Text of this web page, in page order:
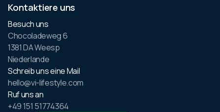
Kontaktiere uns
Besuch uns
Chocoladeweg 6
1381 DA Weesp
Niederlande
Schreib uns eine Mail
hello@vi-lifestyle.com
Ruf uns an
+49 151 51774364